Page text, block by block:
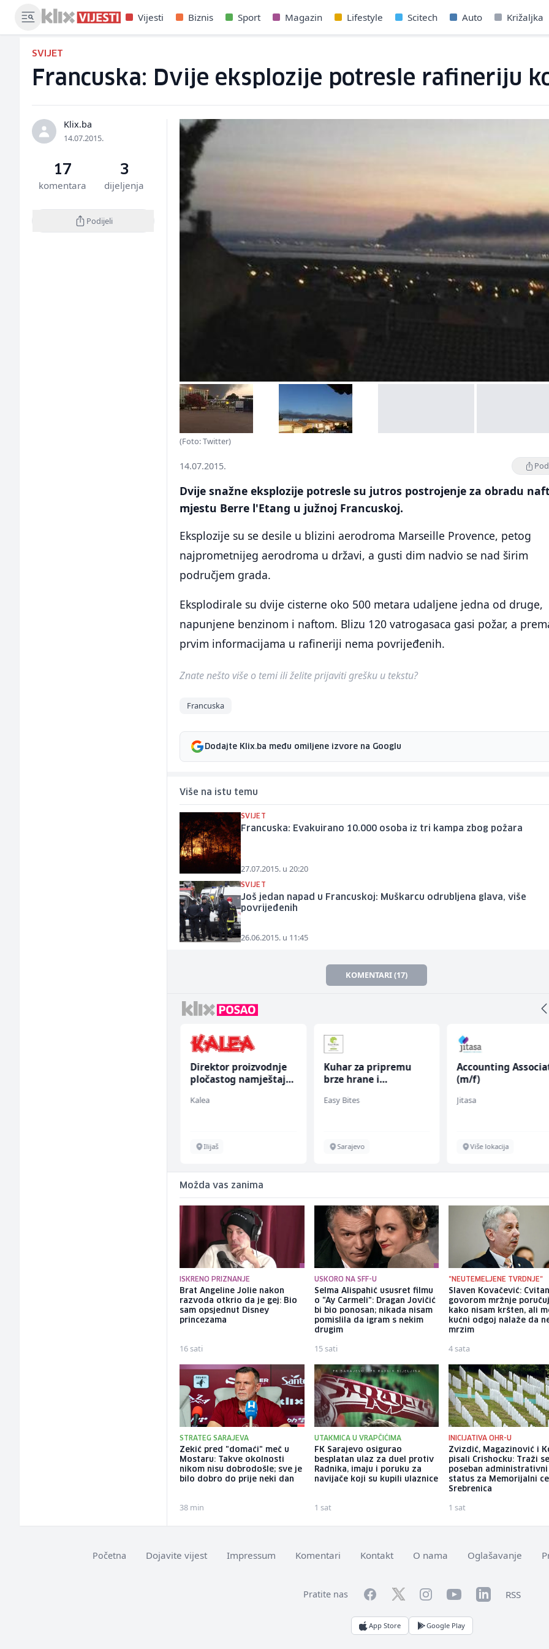
Vijesti Biznis Sport Magazin Lifestyle Scitech Auto Križaljka
SVIJET
Francuska: Dvije eksplozije potresle rafineriju
Klix.ba
14.07.2015.
17
komentara
3
dijeljenja
Podijeli
(Foto: Twitter)
14.07.2015.
Dvije snažne eksplozije potresle su jutros postrojenje za obradu
mjestu Berre l'Etang u južnoj Francuskoj.
Eksplozije su se desile u blizini aerodroma Marseille Provence, petog
najprometnijeg aerodroma u državi, a gusti dim nadvio se nad širim
područjem grada.
Eksplodirale su dvije cisterne oko 500 metara udaljene jedna od druge,
napunjene benzinom i naftom. Blizu 120 vatrogasaca gasi požar, a
prvim informacijama u rafineriji nema povrijeđenih.
Znate nešto više o temi ili želite prijaviti grešku u tekstu?
Francuska
Dodajte Klix.ba među omiljene izvore na Googlu
Više na istu temu
SVIJET
Francuska: Evakuirano 10.000 osoba iz tri kampa zbog požara
27.07.2015. u 20:20
SVIJET
Još jedan napad u Francuskoj: Muškarcu odrubljena glava, više
povrijeđenih
26.06.2015. u 11:45
KOMENTARI (17)
Direktor proizvodnje
pločastog namještaja
Kalea
Ilijaš
Kuhar za pripremu
brze hrane i
ž)
Easy Bites
Sarajevo
Accounting
(m/f)
Jitasa
Više lokacija
Možda vas zanima
ISKRENO PRIZNANJE
Brat Angeline Jolie nakon
razvoda otkrio da je gej: Bio
sam opsjednut Disney
princezama
16 sati
USKORO NA SFF-U
Selma Alispahić ususret filmu
o "Ay Carmeli": Dragan Jovičić
bi bio ponosan; nikada nisam
pomislila da igram s nekim
drugim
15 sati
"NEUTEMELJENE TVRDNJE"
Slaven Kovačević:
govorom mržnje
kako nisam kršten, ali
kućni odgoj nalaže da
mrzim
4 sata
STRATEG SARAJEVA
Zekić pred "domaći" meč u
Mostaru: Takve okolnosti
nikom nisu dobrodošle; sve je
bilo dobro do prije neki dan
38 min
UTAKMICA U VRAPČIĆIMA
FK Sarajevo osigurao
besplatan ulaz za duel protiv
Radnika, imaju i poruku za
navijače koji su kupili ulaznice
1 sat
INICIJATIVA OHR-U
Zvizdić, Magazinović i
pisali Crishocku: Traži
poseban administrativni
status za Memorijalni
Srebrenica
1 sat
Početna Dojavite vijest Impressum Komentari Kontakt O nama Oglašavanje
Pratite nas FacebookTwitterInstagramYouTubeLinkedInRSS
App Store Google Play